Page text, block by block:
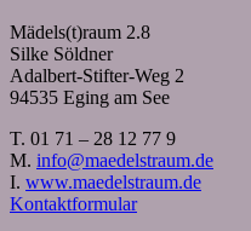
Mädels(t)raum 2.8
Silke Söldner
Adalbert-Stifter-Weg 2
94535 Eging am See
T. 01 71 – 28 12 77 9
M. info@maedelstraum.de
I. www.maedelstraum.de
Kontaktformular